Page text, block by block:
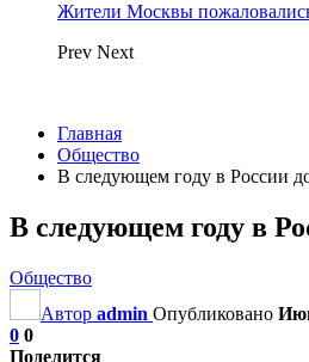
Жители Москвы
Prev Next
Главная
Общество
В следующем году в России
В следующем году в
Общество
Автор admin Опубликовано
0 0
Поделится